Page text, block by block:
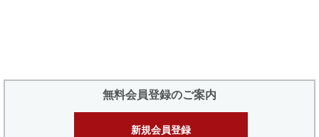
無料会員登録のご案内
新規会員登録